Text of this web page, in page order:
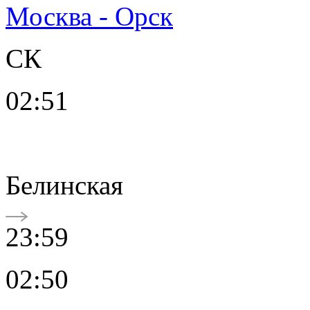
Москва - Орск
СК
02:51
Белинская
23:59
02:50